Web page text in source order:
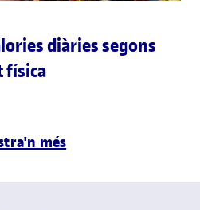
diàries segons
física
més